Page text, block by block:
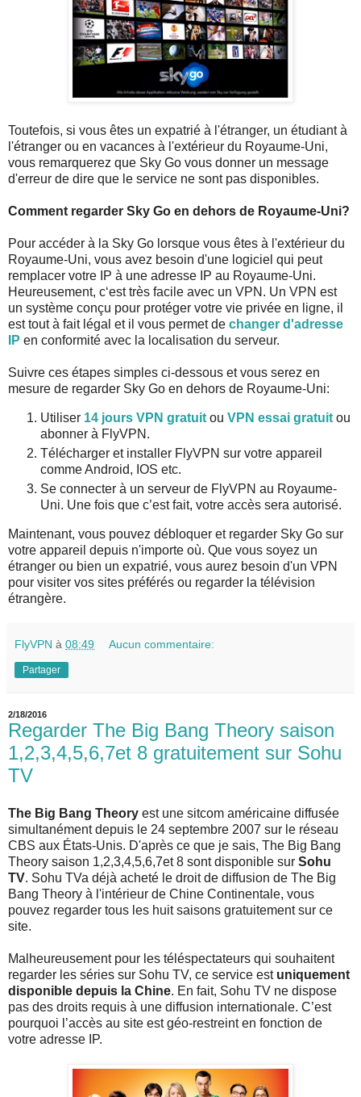
Toutefois, si vous êtes un expatrié à l'étranger, un étudiant à
l'étranger ou en vacances à l'extérieur du Royaume-Uni,
vous remarquerez que Sky Go vous donner un message
d'erreur de dire que le service ne sont pas disponibles.
Comment regarder Sky Go en dehors de Royaume-Uni?
Pour accéder à la Sky Go lorsque vous êtes à l'extérieur du
Royaume-Uni, vous avez besoin d'une logiciel qui peut
remplacer votre IP à une adresse IP au Royaume-Uni.
Heureusement, c‘est très facile avec un VPN. Un VPN est
un système conçu pour protéger votre vie privée en ligne, il
est tout à fait légal et il vous permet de changer d'adresse
IP en conformité avec la localisation du serveur.
Suivre ces étapes simples ci-dessous et vous serez en
mesure de regarder Sky Go en dehors de Royaume-Uni:
Utiliser 14 jours VPN gratuit ou VPN essai gratuit ou
abonner à FlyVPN.
Télécharger et installer FlyVPN sur votre appareil
comme Android, IOS etc.
Se connecter à un serveur de FlyVPN au Royaume-
Uni. Une fois que c’est fait, votre accès sera autorisé.
Maintenant, vous pouvez débloquer et regarder Sky Go sur
votre appareil depuis n'importe où. Que vous soyez un
étranger ou bien un expatrié, vous aurez besoin d'un VPN
pour visiter vos sites préférés ou regarder la télévision
étrangère.
FlyVPN à 08:49 Aucun commentaire:
Partager
2/18/2016
Regarder The Big Bang Theory saison
1,2,3,4,5,6,7et 8 gratuitement sur Sohu
TV
The Big Bang Theory est une sitcom américaine diffusée
simultanément depuis le 24 septembre 2007 sur le réseau
CBS aux États-Unis. D'après ce que je sais, The Big Bang
Theory saison 1,2,3,4,5,6,7et 8 sont disponible sur Sohu
TV. Sohu TVa déjà acheté le droit de diffusion de The Big
Bang Theory à l'intérieur de Chine Continentale, vous
pouvez regarder tous les huit saisons gratuitement sur ce
site.
Malheureusement pour les téléspectateurs qui souhaitent
regarder les séries sur Sohu TV, ce service est uniquement
disponible depuis la Chine. En fait, Sohu TV ne dispose
pas des droits requis à une diffusion internationale. C’est
pourquoi l’accès au site est géo-restreint en fonction de
votre adresse IP.